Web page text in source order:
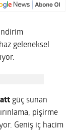
geleneksel
güç sunan
pişirme
Geniş iç hacim